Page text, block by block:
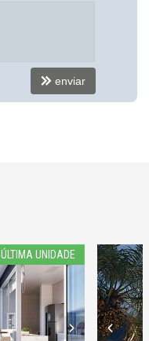
enviar
ÚLTIMA UNIDADE